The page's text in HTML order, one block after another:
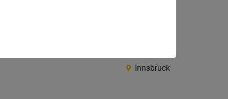
Innsbruck